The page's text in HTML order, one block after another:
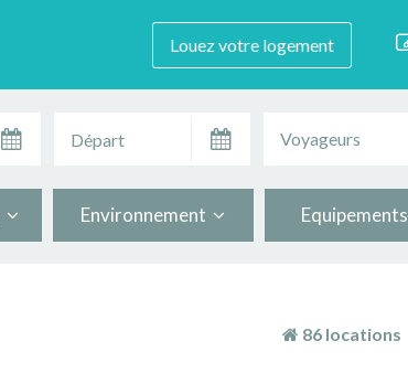
Louez votre logement
Voyageurs
Environnement Equipements
86 locations